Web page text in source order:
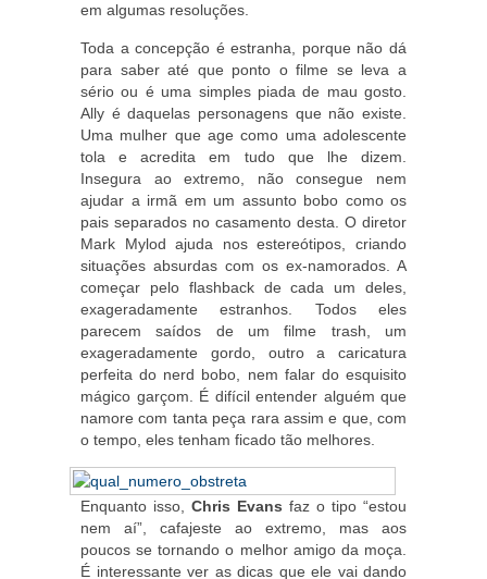
em algumas resoluções.
Toda a concepção é estranha, porque não dá
para saber até que ponto o filme se leva a
sério ou é uma simples piada de mau gosto.
Ally é daquelas personagens que não existe.
Uma mulher que age como uma adolescente
tola e acredita em tudo que lhe dizem.
Insegura ao extremo, não consegue nem
ajudar a irmã em um assunto bobo como os
pais separados no casamento desta. O diretor
Mark Mylod ajuda nos estereótipos, criando
situações absurdas com os ex-namorados. A
começar pelo flashback de cada um deles,
exageradamente estranhos. Todos eles
parecem saídos de um filme trash, um
exageradamente gordo, outro a caricatura
perfeita do nerd bobo, nem falar do esquisito
mágico garçom. É difícil entender alguém que
namore com tanta peça rara assim e que, com
o tempo, eles tenham ficado tão melhores.
Enquanto isso, Chris Evans faz o tipo “estou
nem aí”, cafajeste ao extremo, mas aos
poucos se tornando o melhor amigo da moça.
É interessante ver as dicas que ele vai dando